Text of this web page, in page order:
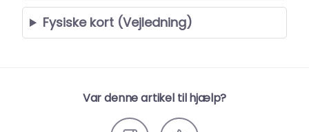
Fysiske kort (Vejledning)
Var denne artikel til hjælp?